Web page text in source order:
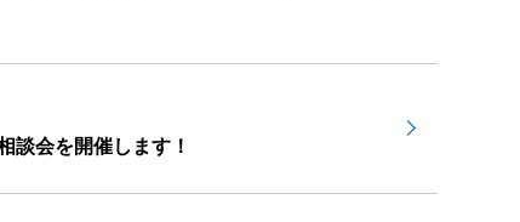
談会を開催します！